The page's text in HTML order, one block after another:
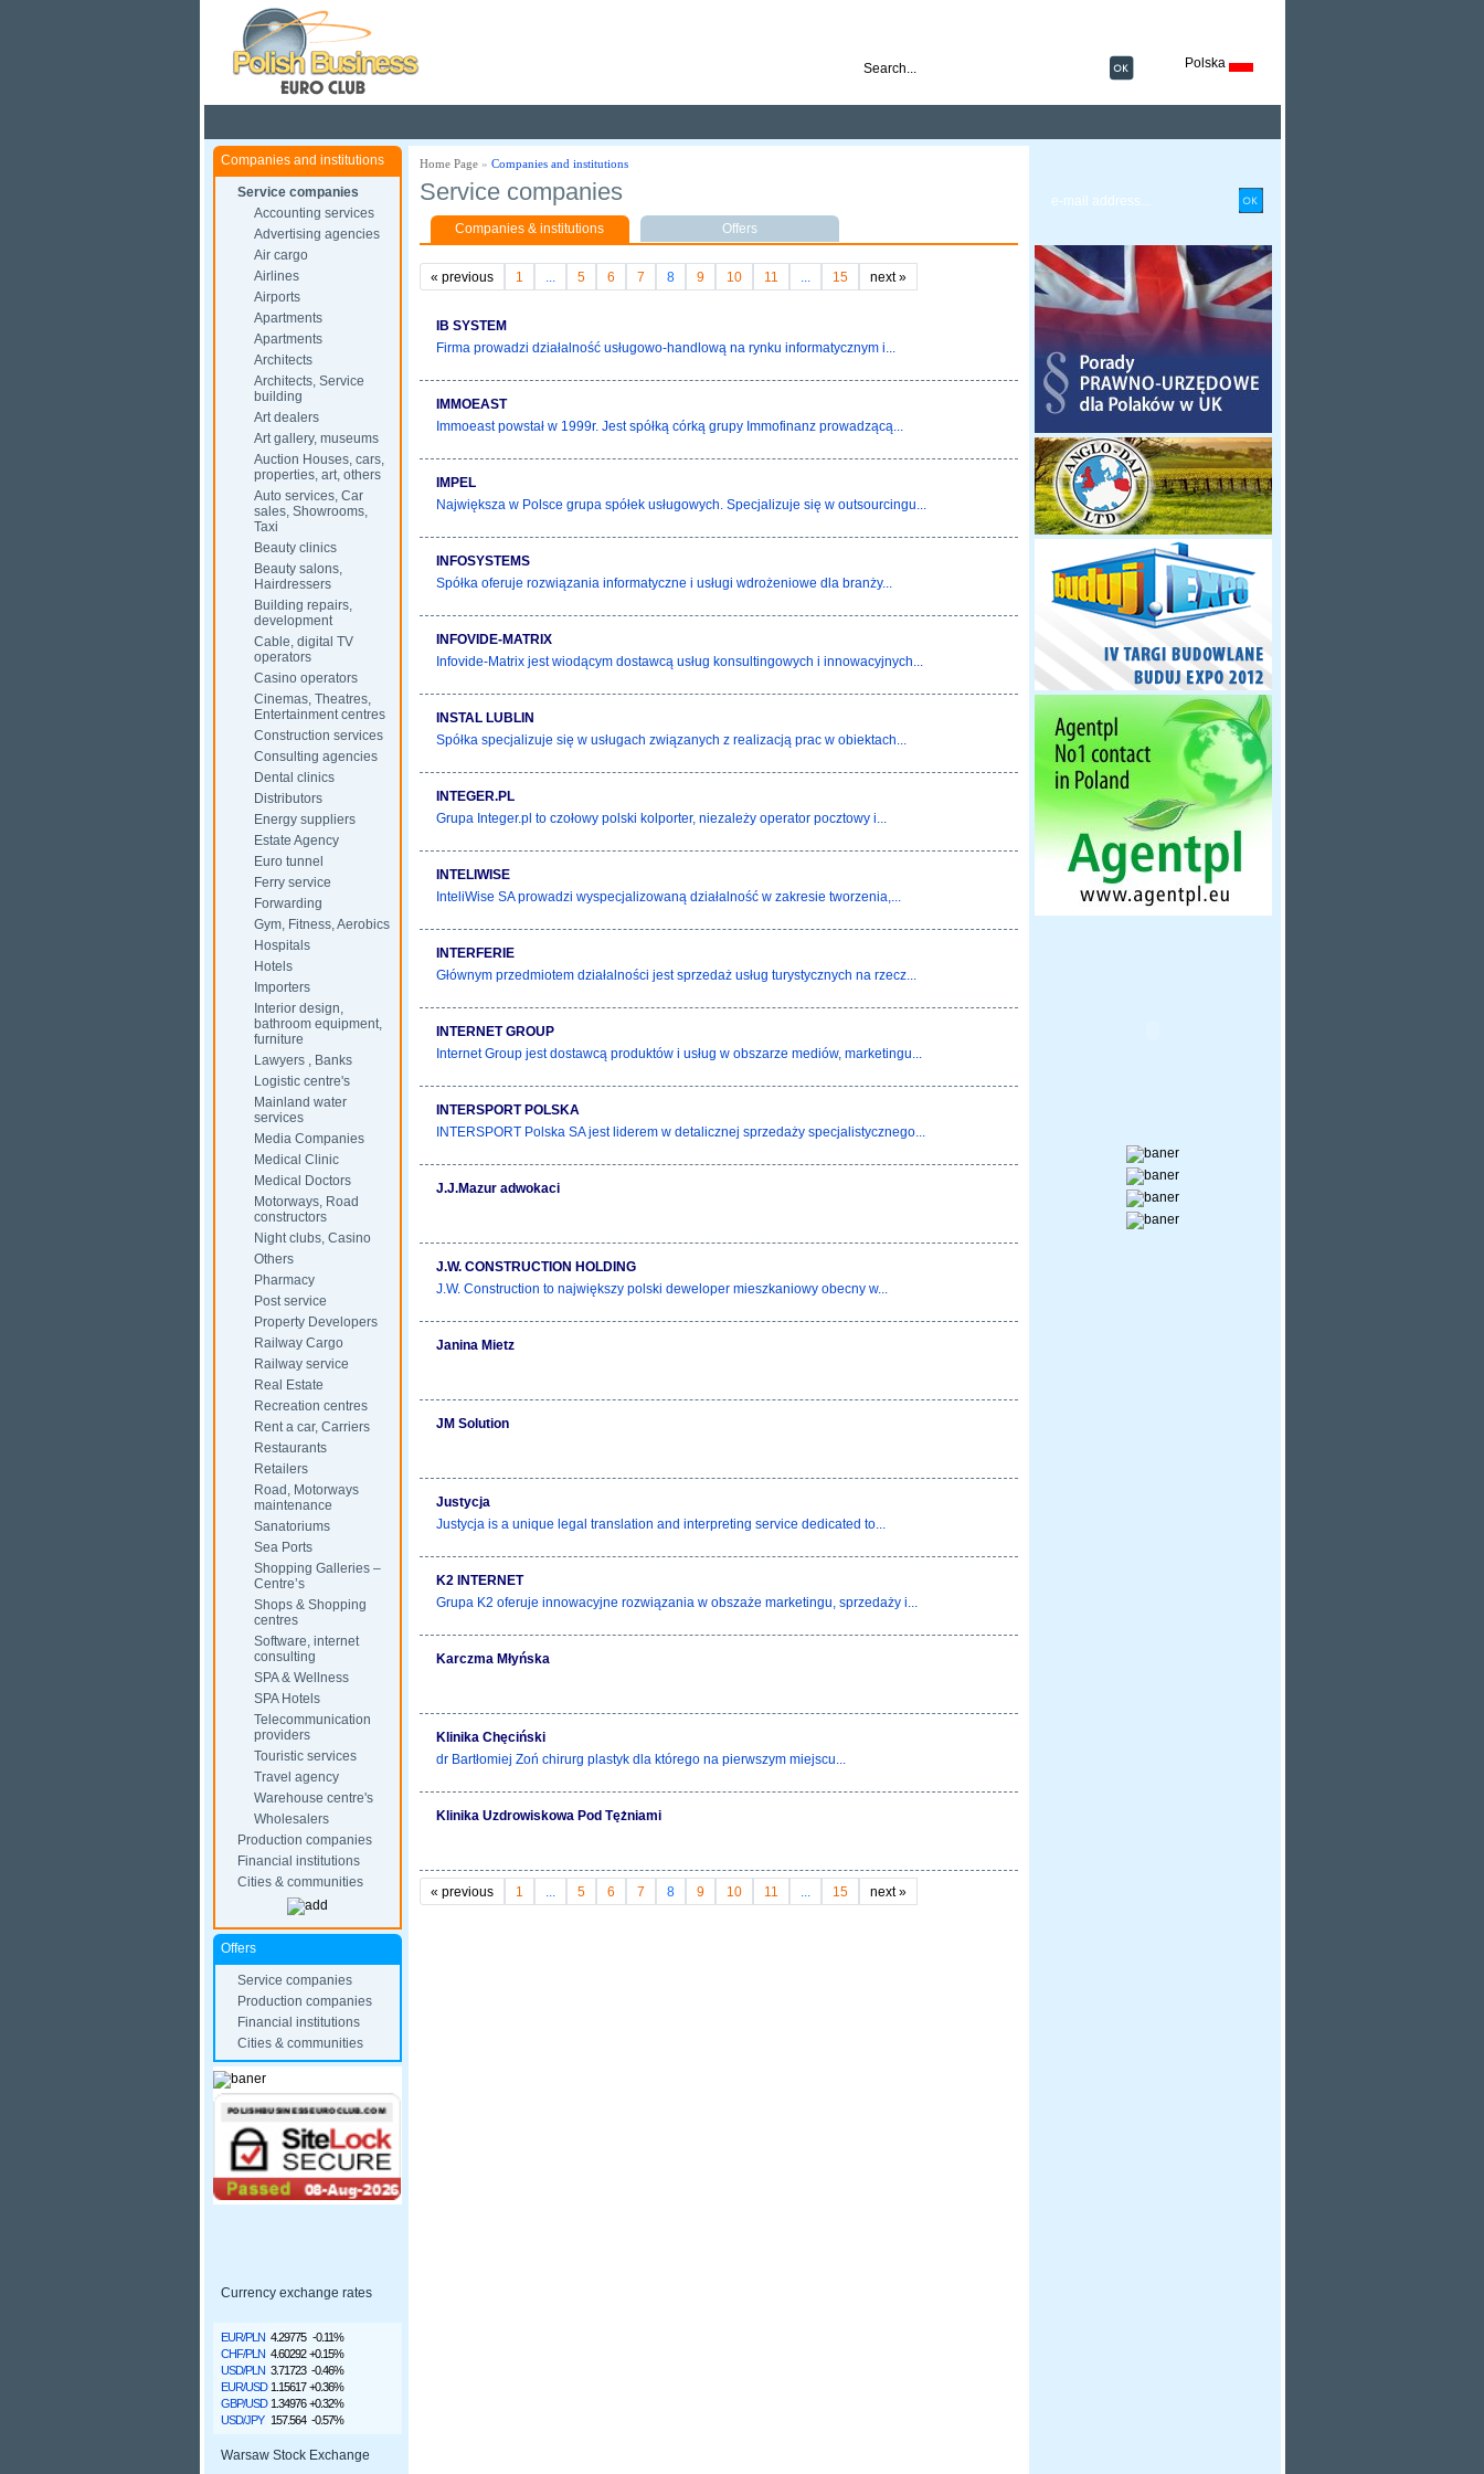
Polska
Companies and institutions
Service companies
Accounting services
Advertising agencies
Air cargo
Airlines
Airports
Apartments
Apartments
Architects
Architects, Service
building
Art dealers
Art gallery, museums
Auction Houses, cars,
properties, art, others
Auto services, Car
sales, Showrooms,
Taxi
Beauty clinics
Beauty salons,
Hairdressers
Building repairs,
development
Cable, digital TV
operators
Casino operators
Cinemas, Theatres,
Entertainment centres
Construction services
Consulting agencies
Dental clinics
Distributors
Energy suppliers
Estate Agency
Euro tunnel
Ferry service
Forwarding
Gym, Fitness, Aerobics
Hospitals
Hotels
Importers
Interior design,
bathroom equipment,
furniture
Lawyers , Banks
Logistic centre's
Mainland water
services
Media Companies
Medical Clinic
Medical Doctors
Motorways, Road
constructors
Night clubs, Casino
Others
Pharmacy
Post service
Property Developers
Railway Cargo
Railway service
Real Estate
Recreation centres
Rent a car, Carriers
Restaurants
Retailers
Road, Motorways
maintenance
Sanatoriums
Sea Ports
Shopping Galleries –
Centre’s
Shops & Shopping
centres
Software, internet
consulting
SPA & Wellness
SPA Hotels
Telecommunication
providers
Touristic services
Travel agency
Warehouse centre's
Wholesalers
Production companies
Financial institutions
Cities & communities
Offers
Service companies
Production companies
Financial institutions
Cities & communities
Currency exchange rates
EUR/PLN 4.29775 -0.11%
CHF/PLN 4.60292 +0.15%
USD/PLN 3.71723 -0.46%
EUR/USD 1.15617 +0.36%
GBP/USD 1.34976 +0.32%
USD/JPY
157.564 -0.57%
Warsaw Stock Exchange
Home Page» Companies and institutions
Service companies
Companies & institutions Offers
« previous 1 5 6 7 8 9 10 11 15 next»
IB SYSTEM
Firma prowadzi działalność usługowo-handlową na rynku informatycznym i...
IMMOEAST
Immoeast powstał w 1999r. Jest spółką córką grupy Immofinanz prowadzącą...
IMPEL
Największa w Polsce grupa spółek usługowych. Specjalizuje się w outsourcingu...
INFOSYSTEMS
Spółka oferuje rozwiązania informatyczne i usługi wdrożeniowe dla branży...
INFOVIDE-MATRIX
Infovide-Matrix jest wiodącym dostawcą usług konsultingowych i innowacyjnych...
INSTAL LUBLIN
Spółka specjalizuje się w usługach związanych z realizacją prac w obiektach...
INTEGER.PL
Grupa Integer.pl to czołowy polski kolporter, niezależy operator pocztowy i...
INTELIWISE
InteliWise SA prowadzi wyspecjalizowaną działalność w zakresie tworzenia,...
INTERFERIE
Głównym przedmiotem działalności jest sprzedaż usług turystycznych na rzecz...
INTERNET GROUP
Internet Group jest dostawcą produktów i usług w obszarze mediów, marketingu...
INTERSPORT POLSKA
INTERSPORT Polska SA jest liderem w detalicznej sprzedaży specjalistycznego...
J.J.Mazur adwokaci
J.W. CONSTRUCTION HOLDING
J.W. Construction to największy polski deweloper mieszkaniowy obecny w...
Janina Mietz
JM Solution
Justycja
Justycja is a unique legal translation and interpreting service dedicated to...
K2 INTERNET
Grupa K2 oferuje innowacyjne rozwiązania w obszaże marketingu, sprzedaży i...
Karczma Młyńska
Klinika Chęciński
dr Bartłomiej Zoń chirurg plastyk dla którego na pierwszym miejscu...
Klinika Uzdrowiskowa Pod Tężniami
« previous 1 5 6 7 8 9 10 11 15 next»